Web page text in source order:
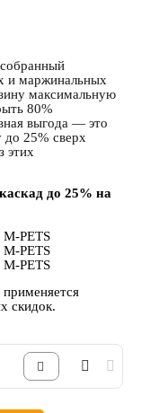
и маржинальных
максимальную
80%
выгода — это
до 25% сверх
этих
до 25% на
PETS
PETS
PETS
скидок.